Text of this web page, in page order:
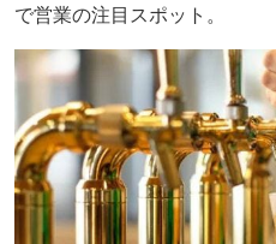
で営業の注目スポット。